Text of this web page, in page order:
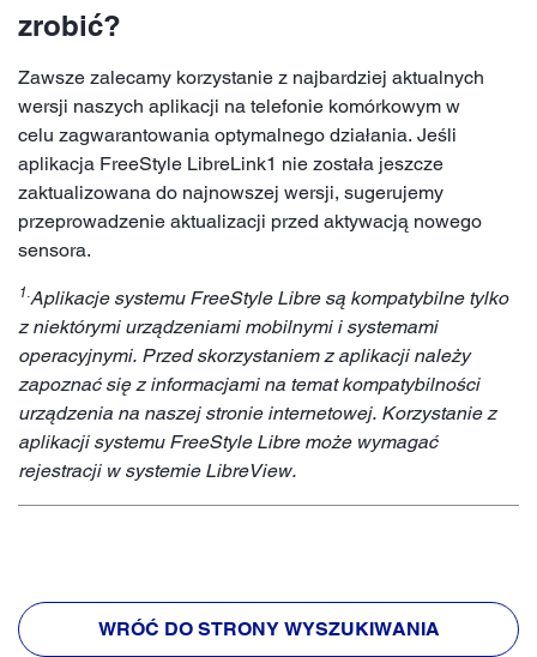
zrobić?
Zawsze zalecamy korzystanie z najbardziej aktualnych
wersji naszych aplikacji na telefonie komórkowym w
celu zagwarantowania optymalnego działania. Jeśli
aplikacja FreeStyle LibreLink1 nie została jeszcze
zaktualizowana do najnowszej wersji, sugerujemy
przeprowadzenie aktualizacji przed aktywacją nowego
sensora.
1.Aplikacje systemu FreeStyle Libre są kompatybilne tylko
z niektórymi urządzeniami mobilnymi i systemami
operacyjnymi. Przed skorzystaniem z aplikacji należy
zapoznać się z informacjami na temat kompatybilności
urządzenia na naszej stronie internetowej. Korzystanie z
aplikacji systemu FreeStyle Libre może wymagać
rejestracji w systemie LibreView.
WRÓĆ DO STRONY WYSZUKIWANIA